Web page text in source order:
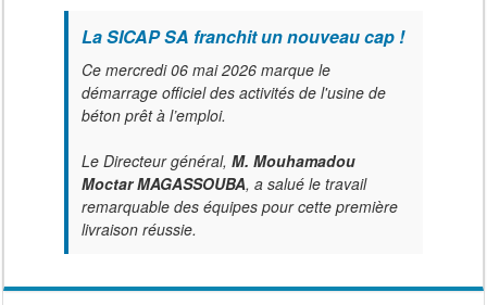
La SICAP SA franchit un nouveau cap !
Ce mercredi 06 mai 2026 marque le
démarrage officiel des activités de l'usine de
béton prêt à l’emploi.
Le Directeur général, M. Mouhamadou
Moctar MAGASSOUBA, a salué le travail
remarquable des équipes pour cette première
livraison réussie.